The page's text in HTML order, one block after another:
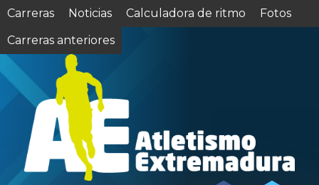
Carreras Noticias Calculadora de ritmo
Fotos
Carreras anteriores